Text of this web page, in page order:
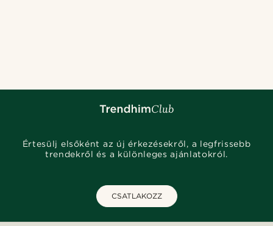
Értesülj elsőként az új érkezésekről, a legfrissebb
trendekről és a különleges ajánlatokról.
CSATLAKOZZ